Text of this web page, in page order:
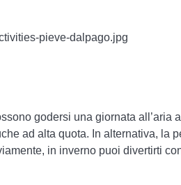
godersi una giornata all’aria
ad alta quota. In alternativa, la
in inverno puoi divertirti